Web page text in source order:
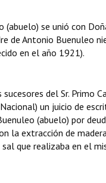
(abuelo) se unió con
de Antonio Buenuleo
en el año 1921).
del Sr. Primo
un juicio de
(abuelo) por
la extracción de
que realizaba en el